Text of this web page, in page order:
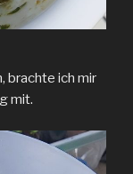
brachte ich mir
mit.